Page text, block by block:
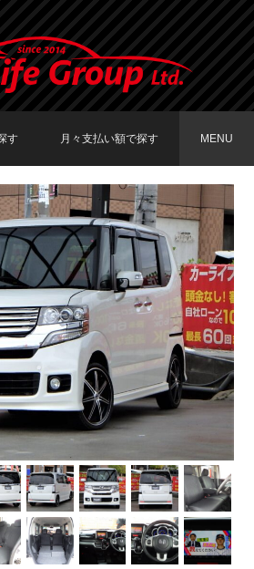
す
種で探す
ーカーで探す
月々支払い額で探す
〜19,999円
20,000円〜29,999円
30,000円〜39,999円
40,000円〜49,999円
50,000円〜
MENU